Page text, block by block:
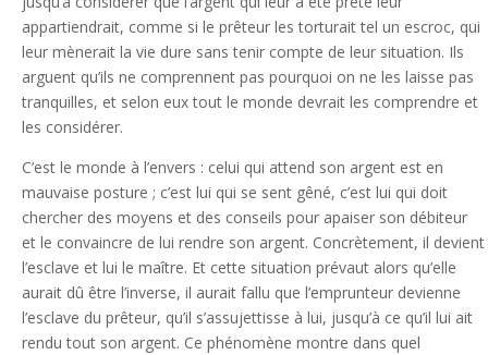
appartiendrait, comme si le prêteur les torturait tel un escroc, qui
leur mènerait la vie dure sans tenir compte de leur situation. Ils
arguent qu’ils ne comprennent pas pourquoi on ne les laisse pas
tranquilles, et selon eux tout le monde devrait les comprendre et
les considérer.
C’est le monde à l’envers : celui qui attend son argent est en
mauvaise posture ; c’est lui qui se sent gêné, c’est lui qui doit
chercher des moyens et des conseils pour apaiser son débiteur
et le convaincre de lui rendre son argent. Concrètement, il devient
l’esclave et lui le maître. Et cette situation prévaut alors qu’elle
aurait dû être l’inverse, il aurait fallu que l’emprunteur devienne
l’esclave du prêteur, qu’il s’assujettisse à lui, jusqu’à ce qu’il lui ait
rendu tout son argent. Ce phénomène montre dans quel